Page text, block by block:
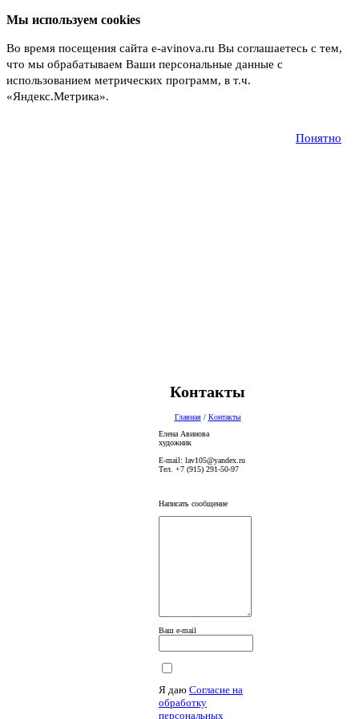
Мы используем cookies
Во время посещения сайта e-avinova.ru Вы соглашаетесь с тем,
что мы обрабатываем Ваши персональные данные с
использованием метрических программ, в т.ч.
«Яндекс.Метрика».
Понятно
Контакты
Главная / Контакты
Елена Авинова
художник
E-mail: lav105@yandex.ru
Тел. +7 (915) 291-50-97
Написать сообщение
Ваш e-mail
Я даю Согласие на
обработку
персональных